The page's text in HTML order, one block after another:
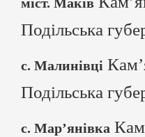
Подільська
с. Малинівці
Подільська
с. Мар’янівка